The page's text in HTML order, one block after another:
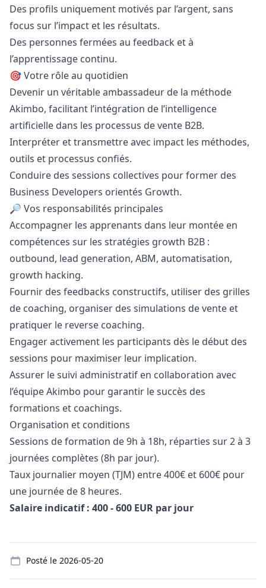
Des profils uniquement motivés par l’argent, sans
focus sur l’impact et les résultats.
Des personnes fermées au feedback et à
l’apprentissage continu.
🎯 Votre rôle au quotidien
Devenir un véritable ambassadeur de la méthode
Akimbo, facilitant l’intégration de l’intelligence
artificielle dans les processus de vente B2B.
Interpréter et transmettre avec impact les méthodes,
outils et processus confiés.
Conduire des sessions collectives pour former des
Business Developers orientés Growth.
🔎 Vos responsabilités principales
Accompagner les apprenants dans leur montée en
compétences sur les stratégies growth B2B :
outbound, lead generation, ABM, automatisation,
growth hacking.
Fournir des feedbacks constructifs, utiliser des grilles
de coaching, organiser des simulations de vente et
pratiquer le reverse coaching.
Engager activement les participants dès le début des
sessions pour maximiser leur implication.
Assurer le suivi administratif en collaboration avec
l’équipe Akimbo pour garantir le succès des
formations et coachings.
Organisation et conditions
Sessions de formation de 9h à 18h, réparties sur 2 à 3
journées complètes (8h par jour).
Taux journalier moyen (TJM) entre 400€ et 600€ pour
une journée de 8 heures.
Salaire indicatif : 400 - 600 EUR par jour
Posté le 2026-05-20